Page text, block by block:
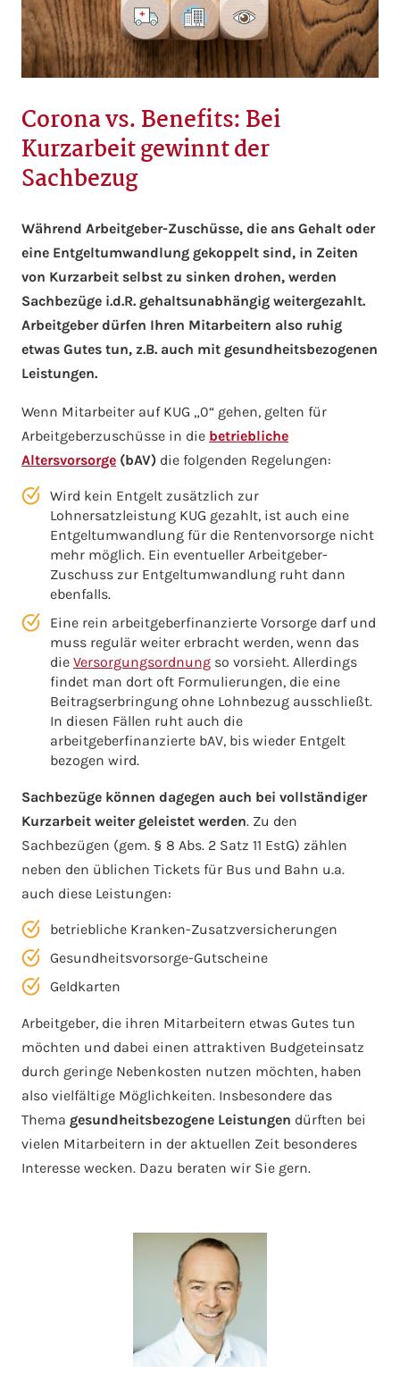
Corona vs. Benefits: Bei
Kurzarbeit gewinnt der
Sachbezug
Während Arbeitgeber-Zuschüsse, die ans Gehalt oder
eine Entgeltumwandlung gekoppelt sind, in Zeiten
von Kurzarbeit selbst zu sinken drohen, werden
Sachbezüge i.d.R. gehaltsunabhängig weitergezahlt.
Arbeitgeber dürfen Ihren Mitarbeitern also ruhig
etwas Gutes tun, z.B. auch mit gesundheitsbezogenen
Leistungen.
Wenn Mitarbeiter auf KUG „0“ gehen, gelten für
Arbeitgeberzuschüsse in die betriebliche
Altersvorsorge (bAV) die folgenden Regelungen:
Wird kein Entgelt zusätzlich zur
Lohnersatzleistung KUG gezahlt, ist auch eine
Entgeltumwandlung für die Rentenvorsorge nicht
mehr möglich. Ein eventueller Arbeitgeber-
Zuschuss zur Entgeltumwandlung ruht dann
ebenfalls.
Eine rein arbeitgeberfinanzierte Vorsorge darf und
muss regulär weiter erbracht werden, wenn das
die Versorgungsordnung so vorsieht. Allerdings
findet man dort oft Formulierungen, die eine
Beitragserbringung ohne Lohnbezug ausschließt.
In diesen Fällen ruht auch die
arbeitgeberfinanzierte bAV, bis wieder Entgelt
bezogen wird.
Sachbezüge können dagegen auch bei vollständiger
Kurzarbeit weiter geleistet werden. Zu den
Sachbezügen (gem. § 8 Abs. 2 Satz 11 EstG) zählen
neben den üblichen Tickets für Bus und Bahn u.a.
auch diese Leistungen:
betriebliche Kranken-Zusatzversicherungen
Gesundheitsvorsorge-Gutscheine
Geldkarten
Arbeitgeber, die ihren Mitarbeitern etwas Gutes tun
möchten und dabei einen attraktiven Budgeteinsatz
durch geringe Nebenkosten nutzen möchten, haben
also vielfältige Möglichkeiten. Insbesondere das
Thema gesundheitsbezogene Leistungen dürften bei
vielen Mitarbeitern in der aktuellen Zeit besonderes
Interesse wecken. Dazu beraten wir Sie gern.